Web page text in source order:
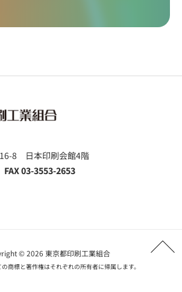
8 日本印刷会館4階
03-3553-2653
© 2026 東京都印刷工業組合
商標と著作権はそれぞれの所有者に帰属します。